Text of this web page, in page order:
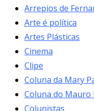
Arrepios de
Arte é política
Artes Plásticas
Cinema
Clipe
Coluna da Mary
Coluna do Mauro
Colunistas